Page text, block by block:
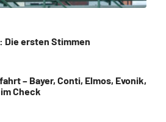
Die ersten Stimmen
– Bayer, Conti, Elmos, Evonik,
Check